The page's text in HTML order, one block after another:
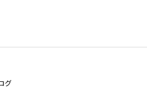
グ